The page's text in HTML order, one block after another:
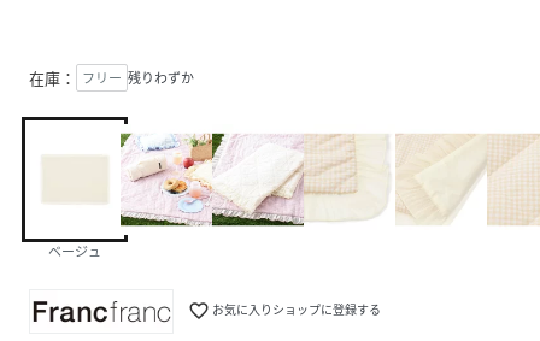
在庫： フリー 残りわずか
ベージュ
favorite_border お気に入りショップに登録する